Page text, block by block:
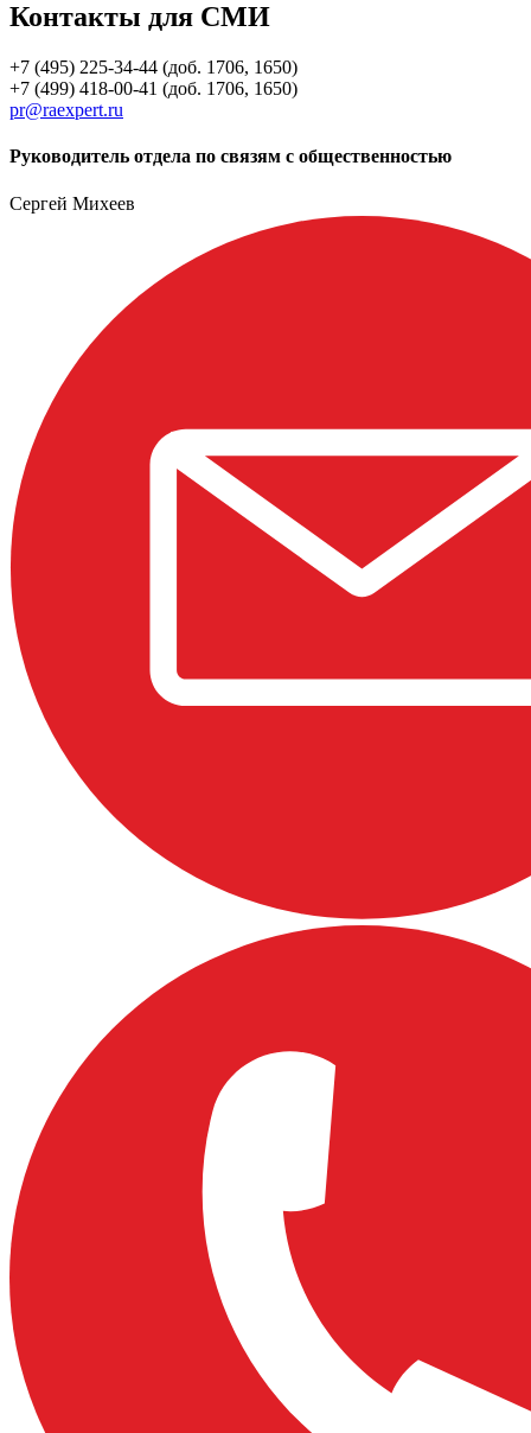
Контакты для СМИ
+7 (495) 225-34-44 (доб. 1706, 1650)
+7 (499) 418-00-41 (доб. 1706, 1650)
pr@raexpert.ru
Руководитель отдела по связям с общественностью
Сергей Михеев